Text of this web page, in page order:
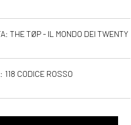
THE TØP - IL MONDO DEI TWENTY
CODICE ROSSO